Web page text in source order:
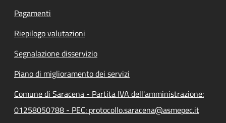
Pagamenti
Riepilogo valutazioni
Segnalazione disservizio
Piano di miglioramento dei servizi
Comune di Saracena - Partita IVA dell'amministrazione:
01258050788 - PEC: protocollo.saracena@asmepec.it